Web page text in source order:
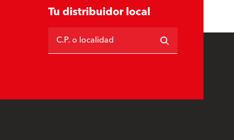
Tu distribuidor local
C.P. o localidad